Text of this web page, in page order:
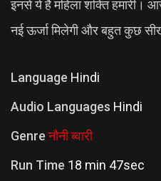
इनसे ये है महिला शक्ति
नई ऊर्जा मिलेगी और बहुत कुछ
Language Hindi
Audio Languages Hindi
Genre नौनी ब्वारी
Run Time 18 min 47sec